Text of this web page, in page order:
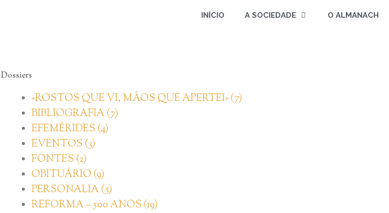
INÍCIO A SOCIEDADE O ALMANACH
Dossiers
«ROSTOS QUE VI, MÃOS QUE APERTEI» (7)
BIBLIOGRAFIA (7)
EFEMÉRIDES (4)
EVENTOS (3)
FONTES (2)
OBITUÁRIO (9)
PERSONALIA (5)
REFORMA – 500 ANOS (19)